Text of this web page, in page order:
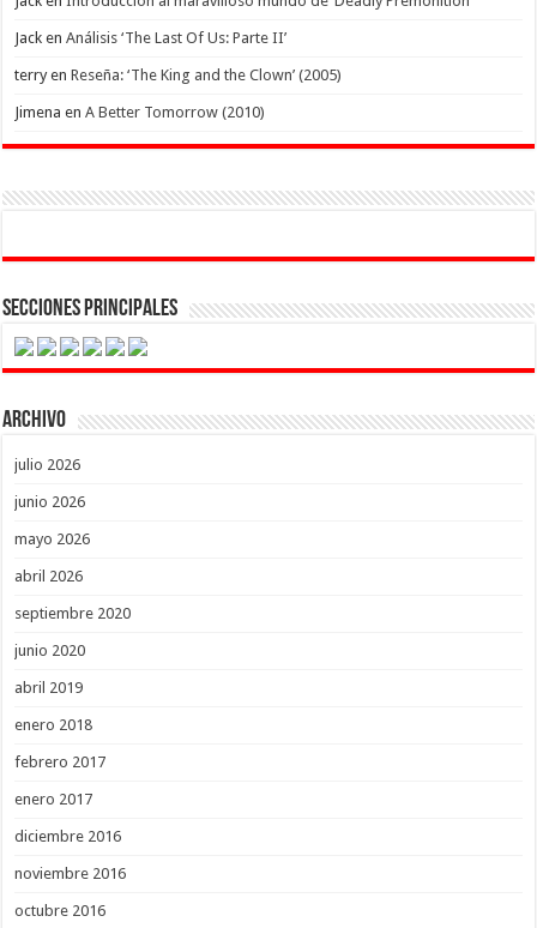
Jack enAnálisis ‘The Last Of Us: Parte II’
terryenReseña: ‘The King and the Clown’ (2005)
Jimena enA Better Tomorrow (2010)
Secciones Principales
Archivo
julio 2026
junio 2026
mayo 2026
abril 2026
septiembre 2020
junio 2020
abril 2019
enero 2018
febrero 2017
enero 2017
diciembre 2016
noviembre 2016
octubre 2016